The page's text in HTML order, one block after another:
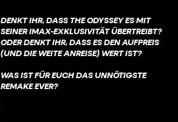
DENKT IHR, DASS THE ODYSSEY ES MIT
SEINER IMAX-EXKLUSIVITÄT ÜBERTREIBT?
ODER DENKT IHR, DASS ES DEN AUFPREIS
(UND DIE WEITE ANREISE) WERT IST?
WAS IST FÜR EUCH DAS UNNÖTIGSTE
REMAKE EVER?